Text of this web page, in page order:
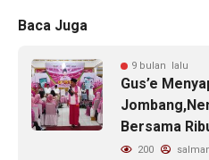
Baca Juga
9 bulan lalu
Gus’e
Bersama
200